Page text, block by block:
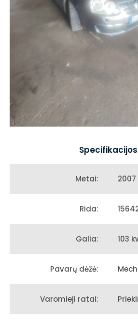
Specifikacijos
Metai: 2007
Rida:
Galia: 103
Pavarų dėžė:
Varomieji ratai: